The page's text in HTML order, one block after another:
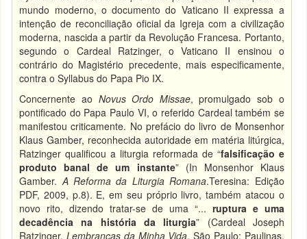
mundo moderno, o documento do Vaticano II expressa a
intenção de reconciliação oficial da Igreja com a civilização
moderna, nascida a partir da Revolução Francesa. Portanto,
segundo o Cardeal Ratzinger, o Vaticano II ensinou o
contrário do Magistério precedente, mais especificamente,
contra o Syllabus do Papa Pio IX.
Concernente ao Novus Ordo Missae, promulgado sob o
pontificado do Papa Paulo VI, o referido Cardeal também se
manifestou criticamente. No prefácio do livro de Monsenhor
Klaus Gamber, reconhecida autoridade em matéria litúrgica,
Ratzinger qualificou a liturgia reformada de “falsificação e
produto banal de um instante” (In Monsenhor Klaus
Gamber.A Reforma da Liturgia Romana.Teresina: Edição
PDF, 2009, p.8). E, em seu próprio livro, também atacou o
novo rito, dizendo tratar-se de uma “... ruptura e uma
decadência na história da liturgia” (Cardeal Joseph
Ratzinger.Lembranças da Minha Vida. São Paulo: Paulinas,